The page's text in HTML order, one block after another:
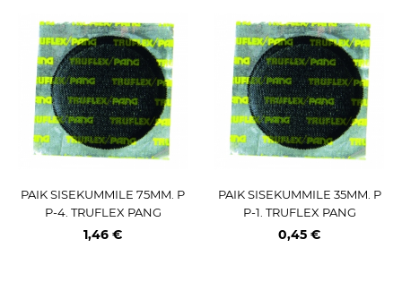
PAIK SISEKUMMILE 75MM. P
P-4. TRUFLEX PANG
1,46 €
PAIK SISEKUMMILE 35MM. P
P-1. TRUFLEX PANG
0,45 €